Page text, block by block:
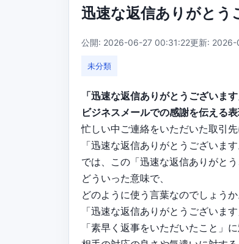
迅速な返信ありがとう
公開: 2026-06-27 00:31:22更新:
未分類
「迅速な返信ありがとうございます
ビジネスメールでの感謝を伝える表
忙しい中ご連絡をいただいた取引
「迅速な返信ありがとうございます
では、この「迅速な返信ありがと
どういった意味で、
どのように使う言葉なのでしょうか
「迅速な返信ありがとうございま
「素早く返事をいただいたこと」